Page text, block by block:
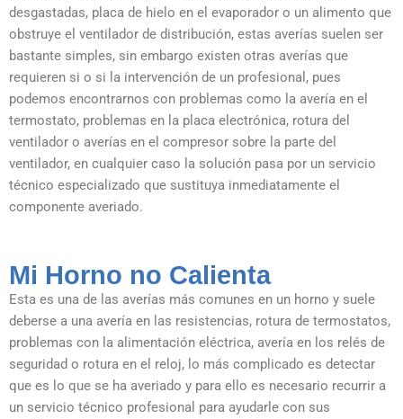
desgastadas, placa de hielo en el evaporador o un alimento que
obstruye el ventilador de distribución, estas averías suelen ser
bastante simples, sin embargo existen otras averías que
requieren si o si la intervención de un profesional, pues
podemos encontrarnos con problemas como la avería en el
termostato, problemas en la placa electrónica, rotura del
ventilador o averías en el compresor sobre la parte del
ventilador, en cualquier caso la solución pasa por un servicio
técnico especializado que sustituya inmediatamente el
componente averiado.
Mi Horno no Calienta
Esta es una de las averías más comunes en un horno y suele
deberse a una avería en las resistencias, rotura de termostatos,
problemas con la alimentación eléctrica, avería en los relés de
seguridad o rotura en el reloj, lo más complicado es detectar
que es lo que se ha averiado y para ello es necesario recurrir a
un servicio técnico profesional para ayudarle con sus